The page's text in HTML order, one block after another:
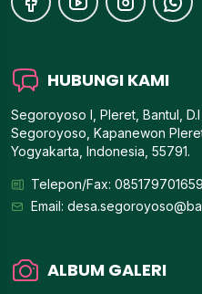
HUBUNGI KAMI
Segoroyoso I, Pleret, Bantul,
Segoroyoso, Kapanewon
Yogyakarta, Indonesia, 55791.
Telepon/Fax: 085179701659
Email:
ALBUM GALERI